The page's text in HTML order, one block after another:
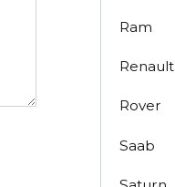
Ram
Renault
Rover
Saab